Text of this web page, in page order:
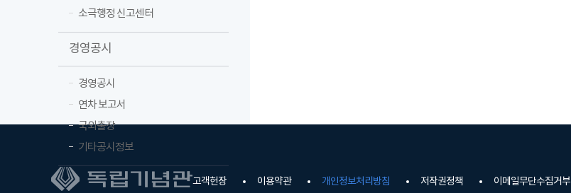
소극행정 신고센터
경영공시
경영공시
연차 보고서
국외출장
기타공시정보
고객헌장 이용약관 개인정보처리방침 저작권정책 이메일무단수집거부